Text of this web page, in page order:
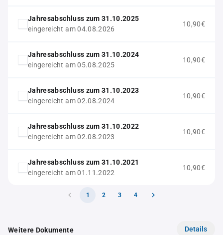
Jahresabschluss zum 31.10.2025
eingereicht am 04.08.2026
10,90€
Jahresabschluss zum 31.10.2024
eingereicht am 05.08.2025
10,90€
Jahresabschluss zum 31.10.2023
eingereicht am 02.08.2024
10,90€
Jahresabschluss zum 31.10.2022
eingereicht am 02.08.2023
10,90€
Jahresabschluss zum 31.10.2021
eingereicht am 01.11.2022
10,90€
1 2 3 4
Weitere Dokumente Details